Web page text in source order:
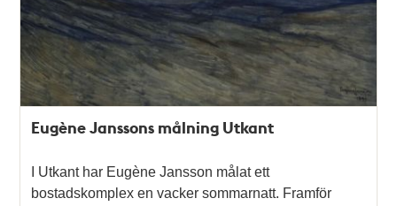
Eugène Janssons målning Utkant
I Utkant har Eugène Jansson målat ett
bostadskomplex en vacker sommarnatt. Framför